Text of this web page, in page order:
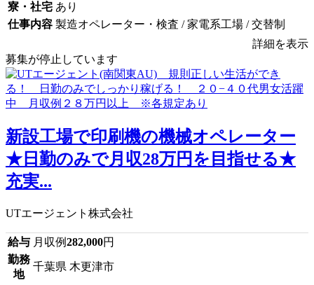
寮・社宅 あり
仕事内容 製造オペレーター・検査 / 家電系工場 / 交替制
詳細を表示
募集が停止しています
新設工場で印刷機の機械オペレーター
★日勤のみで月収28万円を目指せる★
充実...
UTエージェント株式会社
給与 月収例282,000円
勤務
地
千葉県 木更津市